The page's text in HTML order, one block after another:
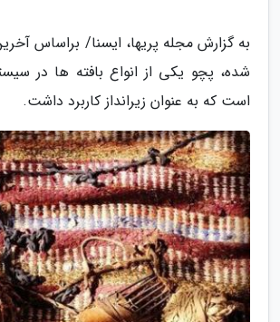
به گزارش مجله پریها، ایسنا/ براساس
شده، پچو یکی از انواع بافته ها در
است که به عنوان زیرانداز کاربرد داشت.